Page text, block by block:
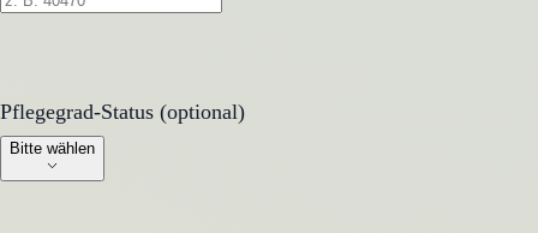
Pflegegrad-Status (optional)
Pflegegrad-Status (optional)
Bitte wählen